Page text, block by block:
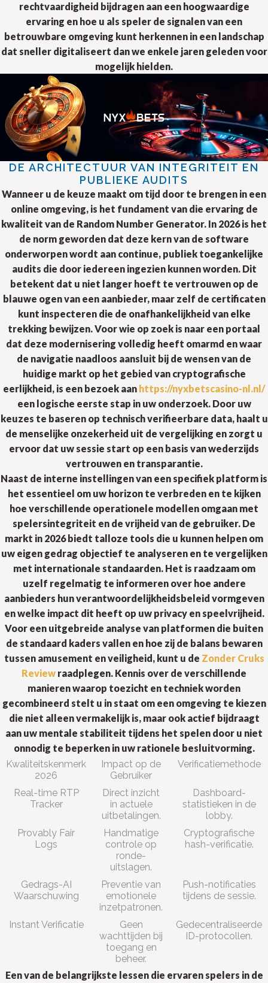
rechtvaardigheid bijdragen aan een hoogwaardige
ervaring en hoe u als speler de signalen van een
betrouwbare omgeving kunt herkennen in een landschap
dat sneller digitaliseert dan we enkele jaren geleden voor
mogelijk hielden.
DE ARCHITECTUUR VAN INTEGRITEIT EN
PUBLIEKE AUDITS
Wanneer u de keuze maakt om tijd door te brengen in een
online omgeving, is het fundament van die ervaring de
kwaliteit van de Random Number Generator. In 2026 is het
de norm geworden dat deze kern van de software
onderworpen wordt aan continue, publiek toegankelijke
audits die door iedereen ingezien kunnen worden. Dit
betekent dat u niet langer hoeft te vertrouwen op de
blauwe ogen van een aanbieder, maar zelf de certificaten
kunt inspecteren die de onafhankelijkheid van elke
trekking bewijzen. Voor wie op zoek is naar een portaal
dat deze modernisering volledig heeft omarmd en waar
de navigatie naadloos aansluit bij de wensen van de
huidige markt op het gebied van cryptografische
eerlijkheid, is een bezoek aan https://nyxbetscasino-nl.nl/
een logische eerste stap in uw onderzoek. Door uw
keuzes te baseren op technisch verifieerbare data, haalt u
de menselijke onzekerheid uit de vergelijking en zorgt u
ervoor dat uw sessie start op een basis van wederzijds
vertrouwen en transparantie.
Naast de interne instellingen van een specifiek platform is
het essentieel om uw horizon te verbreden en te kijken
hoe verschillende operationele modellen omgaan met
spelersintegriteit en de vrijheid van de gebruiker. De
markt in 2026 biedt talloze tools die u kunnen helpen om
uw eigen gedrag objectief te analyseren en te vergelijken
met internationale standaarden. Het is raadzaam om
uzelf regelmatig te informeren over hoe andere
aanbieders hun verantwoordelijkheidsbeleid vormgeven
en welke impact dit heeft op uw privacy en speelvrijheid.
Voor een uitgebreide analyse van platformen die buiten
de standaard kaders vallen en hoe zij de balans bewaren
tussen amusement en veiligheid, kunt u de Zonder Cruks
Review raadplegen. Kennis over de verschillende
manieren waarop toezicht en techniek worden
gecombineerd stelt u in staat om een omgeving te kiezen
die niet alleen vermakelijk is, maar ook actief bijdraagt
aan uw mentale stabiliteit tijdens het spelen door u niet
onnodig te beperken in uw rationele besluitvorming.
Kwaliteitskenmerk
2026
Impact op de
Gebruiker
Verificatiemethode
Real-time RTP
Tracker
Direct inzicht
in actuele
uitbetalingen.
Dashboard-
statistieken in de
lobby.
Provably Fair
Logs
Handmatige
controle op
ronde-
uitslagen.
Cryptografische
hash-verificatie.
Gedrags-AI
Waarschuwing
Preventie van
emotionele
inzetpatronen.
Push-notificaties
tijdens de sessie.
Instant Verificatie
Geen
wachttijden bij
toegang en
beheer.
Gedecentraliseerde
ID-protocollen.
Een van de belangrijkste lessen die ervaren spelers in de